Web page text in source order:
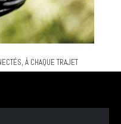
À CHAQUE TRAJET